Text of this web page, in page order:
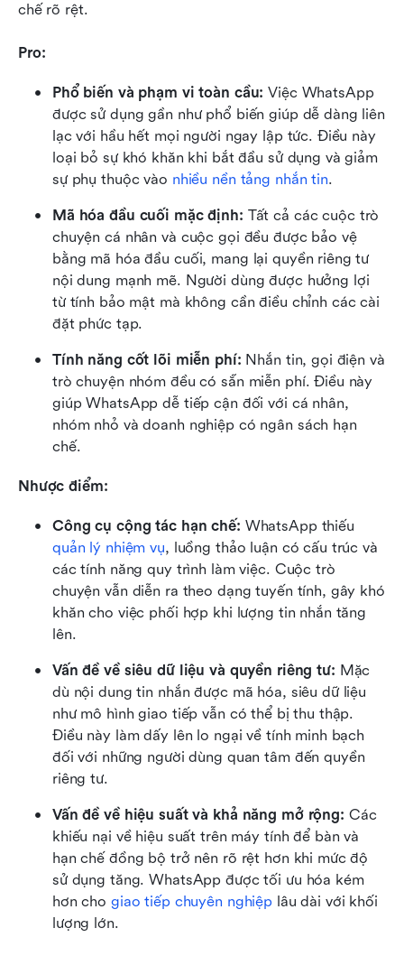
chế rõ rệt.
Pro:
Phổ biến và phạm vi toàn cầu: Việc WhatsApp
được sử dụng gần như phổ biến giúp dễ dàng liên
lạc với hầu hết mọi người ngay lập tức. Điều này
loại bỏ sự khó khăn khi bắt đầu sử dụng và giảm
sự phụ thuộc vào nhiều nền tảng nhắn tin.
Mã hóa đầu cuối mặc định: Tất cả các cuộc trò
chuyện cá nhân và cuộc gọi đều được bảo vệ
bằng mã hóa đầu cuối, mang lại quyền riêng tư
nội dung mạnh mẽ. Người dùng được hưởng lợi
từ tính bảo mật mà không cần điều chỉnh các cài
đặt phức tạp.
Tính năng cốt lõi miễn phí: Nhắn tin, gọi điện và
trò chuyện nhóm đều có sẵn miễn phí. Điều này
giúp WhatsApp dễ tiếp cận đối với cá nhân,
nhóm nhỏ và doanh nghiệp có ngân sách hạn
chế.
Nhược điểm:
Công cụ cộng tác hạn chế:
quản lý nhiệm vụ, luồng thảo luận có cấu trúc và
các tính năng quy trình làm việc. Cuộc trò
chuyện vẫn diễn ra theo dạng tuyến tính, gây khó
khăn cho việc phối hợp khi lượng tin nhắn tăng
lên.
Vấn đề về siêu dữ liệu và quyền riêng tư: Mặc
dù nội dung tin nhắn được mã hóa, siêu dữ liệu
như mô hình giao tiếp vẫn có thể bị thu thập.
Điều này làm dấy lên lo ngại về tính minh bạch
đối với những người dùng quan tâm đến quyền
riêng tư.
Vấn đề về hiệu suất và khả năng mở rộng: Các
khiếu nại về hiệu suất trên máy tính để bàn và
hạn chế đồng bộ trở nên rõ rệt hơn khi mức độ
sử dụng tăng. WhatsApp được tối ưu hóa kém
hơn cho giao tiếp chuyên nghiệp lâu dài với khối
lượng lớn.